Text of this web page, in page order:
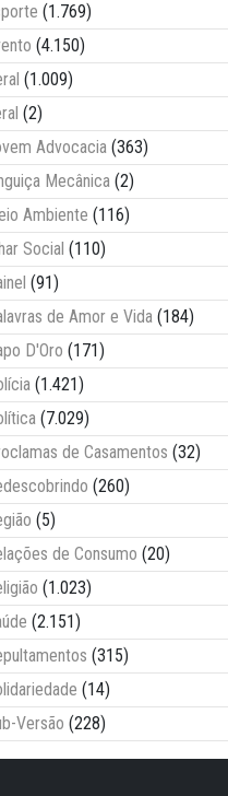
(1.769)
(4.150)
(1.009)
(2)
Advocacia (363)
Mecânica (2)
Ambiente (116)
Social (110)
(91)
de Amor e Vida (184)
D'Oro (171)
(1.421)
(7.029)
de Casamentos (32)
(260)
(5)
de Consumo (20)
(1.023)
(2.151)
(315)
(14)
Versão (228)